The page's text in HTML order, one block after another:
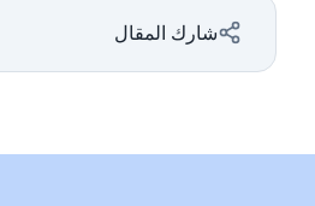
شارك المقال